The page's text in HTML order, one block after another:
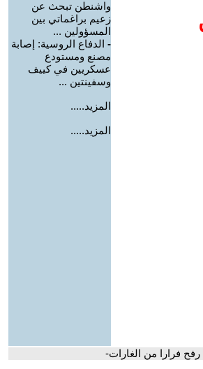
واشنطن تبحث عن
زعيم براغماتي بين
المسؤولين ...
- الدفاع الروسية: إصابة
مصنع ومستودع
عسكريين في كييف
وسفينتين ...
المزيد.....
المزيد.....
فرارا من الغارات-